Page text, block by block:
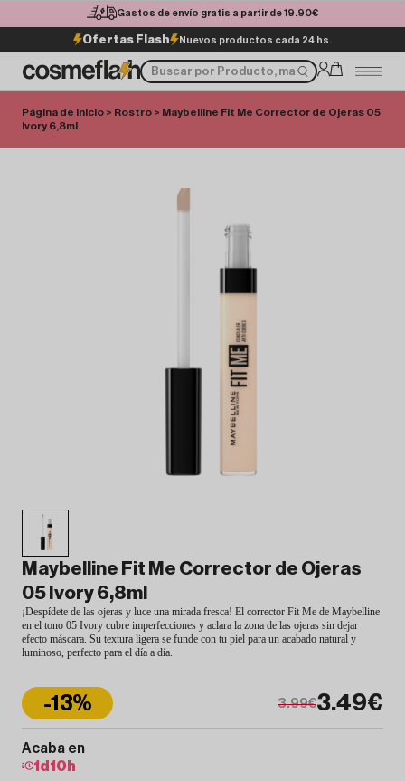
Gastos de envío gratis a partir de 19.90€
Ofertas Flash Nuevos productos cada 24 hs.
Página de inicio > Rostro > Maybelline Fit Me Corrector de Ojeras 05
Ivory 6,8ml
Maybelline Fit Me Corrector de Ojeras
05 Ivory 6,8ml
¡Despídete de las ojeras y luce una mirada fresca! El corrector Fit Me de Maybelline
en el tono 05 Ivory cubre imperfecciones y aclara la zona de las ojeras sin dejar
efecto máscara. Su textura ligera se funde con tu piel para un acabado natural y
luminoso, perfecto para el día a día.
3.49€
-13% 3.99€
Acaba en
1 d 10 h